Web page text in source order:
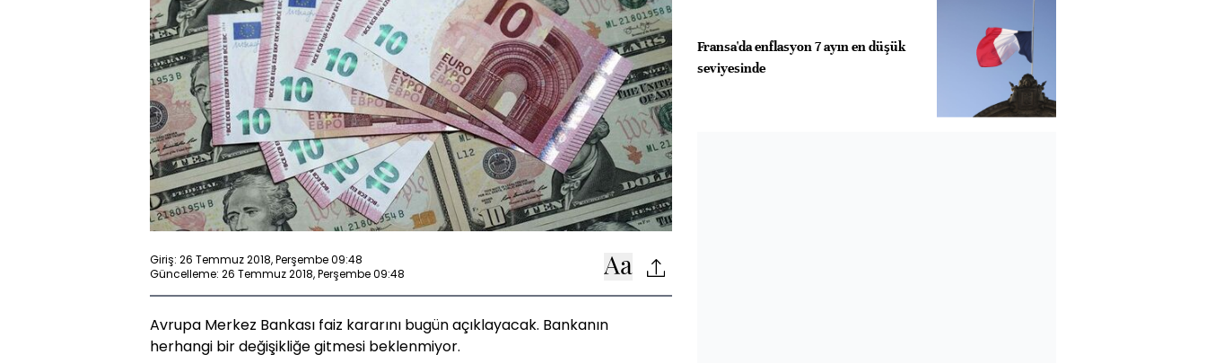
Giriş: 26 Temmuz 2018, Perşembe 09:48
Güncelleme: 26 Temmuz 2018, Perşembe 09:48
Avrupa Merkez Bankası faiz kararını bugün açıklayacak. Bankanın
herhangi bir değişikliğe gitmesi beklenmiyor.
Fransa'da enflasyon 7 ayın en düşük
seviyesinde